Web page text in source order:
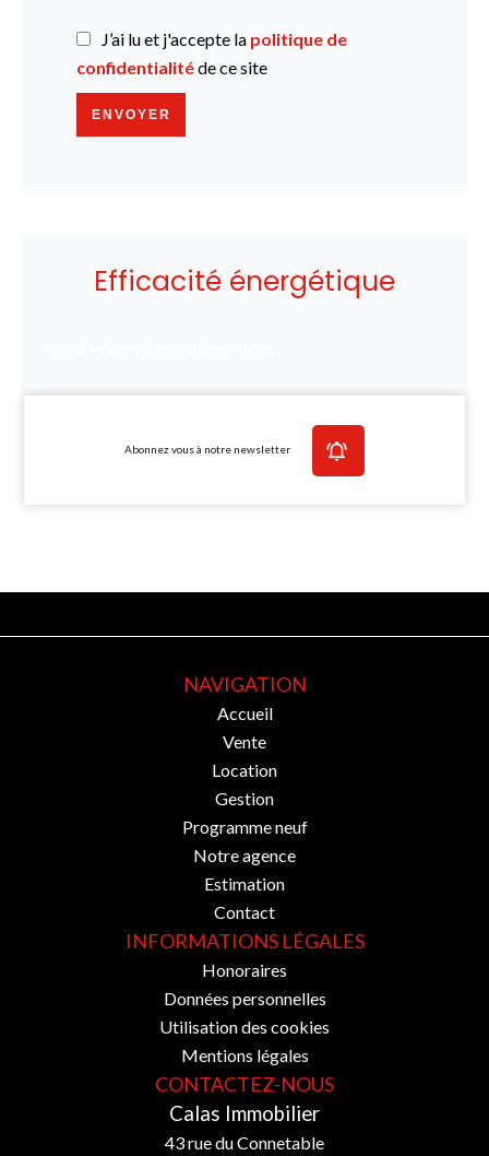
J’ai lu et j'accepte la politique de
confidentialitéde ce site
ENVOYER
Efficacité énergétique
Abonnez vous à notre newsletter
NAVIGATION
Accueil
Vente
Location
Gestion
Programme neuf
Notre agence
Estimation
Contact
INFORMATIONS LÉGALES
Honoraires
Données personnelles
Utilisation des cookies
Mentions légales
CONTACTEZ-NOUS
Calas Immobilier
43 rue du Connetable